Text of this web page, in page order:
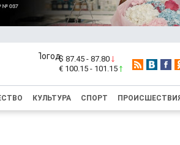
$ 87.45 - 87.80
€ 100.15 - 101.15
КУЛЬТУРА СПОРТ